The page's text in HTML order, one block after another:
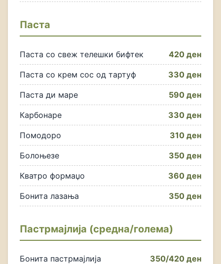
Паста
Паста со свеж телешки бифтек 420 ден
Паста со крем сос од тартуф 330 ден
Паста ди маре 590 ден
Карбонаре 330 ден
Помодоро 310 ден
Болоњезе 350 ден
Кватро формаџо 360 ден
Бонита лазања 350 ден
Пастрмајлија (средна/голема)
Бонита пастрмајлија 350/420 ден